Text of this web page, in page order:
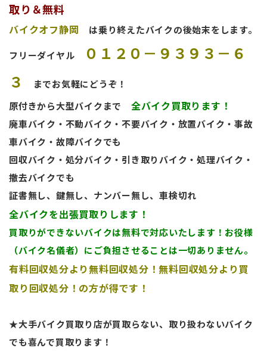
取り＆無料
バイクオフ静岡 は乗り終えたバイクの後始末をします。
フリーダイヤル
０１２０－９３９３－６
３
までお気軽にどうぞ！
原付きから大型バイクまで 全バイク買取ります！
廃車バイク・不動バイク・不要バイク・放置バイク・事故
車バイク・故障バイクでも
回収バイク・処分バイク・引き取りバイク・処理バイク・
撤去バイクでも
証書無し、鍵無し、ナンバー無し、車検切れ
全バイクを出張買取りします！
買取りができないバイクは無料で対応いたします！お役様
（バイク名儀者）にご負担させることは一切ありません。
有料回収処分より無料回収処分！無料回収処分より買
取り回収処分！の方が得です！
★大手バイク買取り店が買取らない、取り扱わないバイク
でも喜んで買取ります！